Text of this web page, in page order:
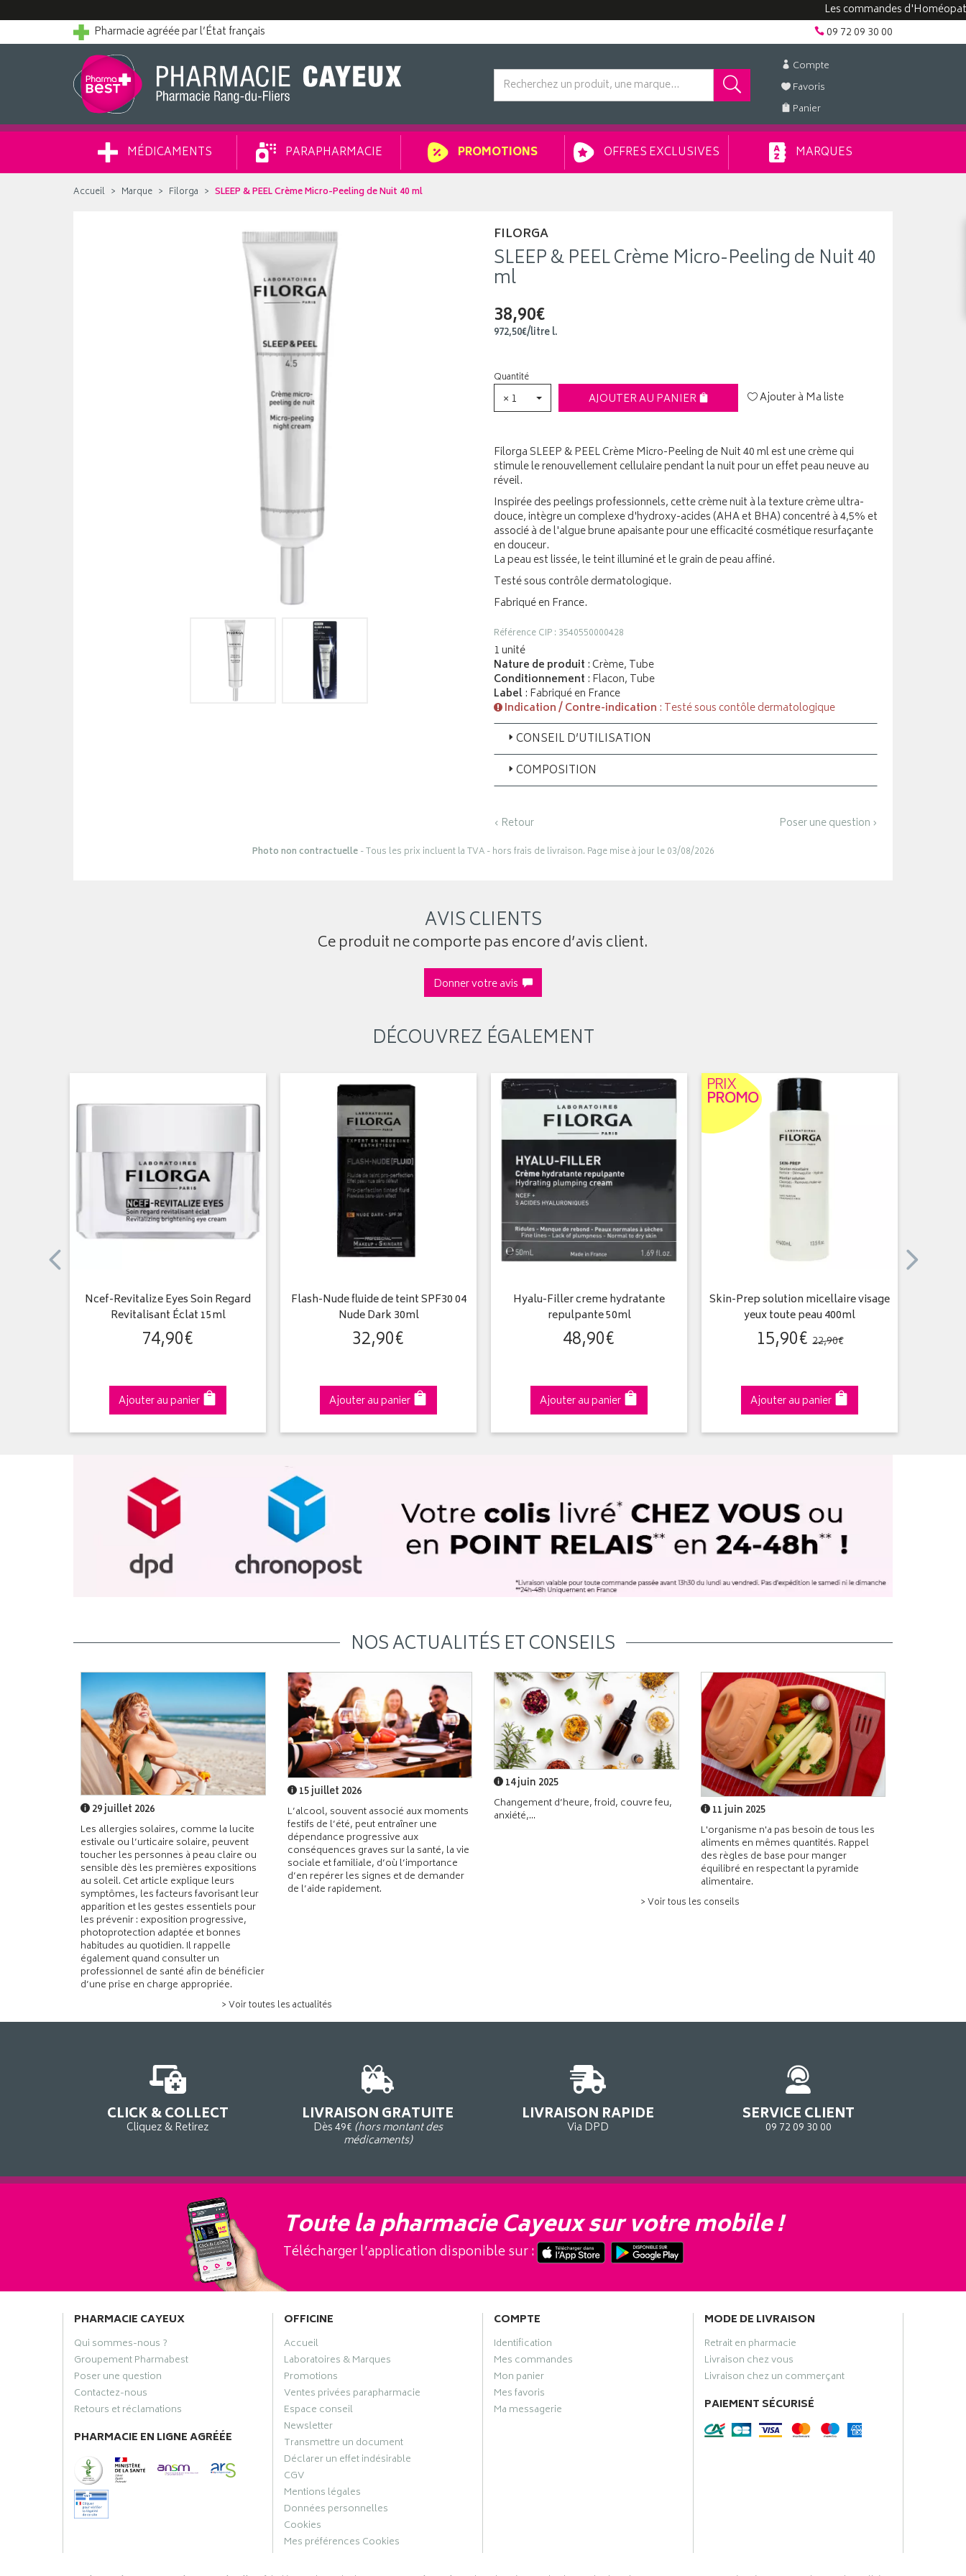
Les commandes d'Homéopathie
Pharmacie agréée par l’État français
09 72 09 30 00
Compte
Favoris
Panier
MÉDICAMENTS PARAPHARMACIE PROMOTIONS OFFRES EXCLUSIVES MARQUES
Accueil Marque Filorga SLEEP & PEEL Crème Micro-Peeling de Nuit 40 ml
FILORGA
SLEEP & PEEL Crème Micro-Peeling de Nuit 40
ml
38,90€
972,50€/litrel.
Quantité
× 1 AJOUTER AU PANIER Ajouter à Ma liste
Filorga SLEEP & PEEL Crème Micro-Peeling de Nuit 40 ml est une crème qui
stimule le renouvellement cellulaire pendant la nuit pour un effet peau neuve au
réveil.
Inspirée des peelings professionnels, cette crème nuit à la texture crème ultra-
douce, intègre un complexe d'hydroxy-acides (AHA et BHA) concentré à 4,5% et
associé à de l'algue brune apaisante pour une efficacité cosmétique resurfaçante
en douceur.
La peau est lissée, le teint illuminé et le grain de peau affiné.
Testé sous contrôle dermatologique.
Fabriqué en France.
Référence CIP : 3540550000428
1 unité
Nature de produit : Crème, Tube
Conditionnement : Flacon, Tube
Label: Fabriqué en France
Indication / Contre-indication : Testé sous contôle dermatologique
CONSEIL D’UTILISATION
COMPOSITION
‹ Retour Poser une question ›
Photo non contractuelle- Tous les prix incluent la TVA - hors frais de livraison. Page mise à jour le 03/08/2026
AVIS CLIENTS
Ce produit ne comporte pas encore d’avis client.
Donner votre avis
DÉCOUVREZ ÉGALEMENT
Ncef-Revitalize Eyes Soin Regard
Revitalisant Éclat 15ml
74,90€
Ajouter au panier
Flash-Nude fluide de teint SPF30 04
Nude Dark 30ml
32,90€
Ajouter au panier
Hyalu-Filler creme hydratante
repulpante 50ml
48,90€
Ajouter au panier
PRIX
PROMO
Skin-Prep solution micellaire visage
yeux toute peau 400ml
15,90€ 22,90€
Ajouter au panier
NOS ACTUALITÉS ET CONSEILS
29 juillet 2026
Les allergies solaires, comme la lucite
estivale ou l’urticaire solaire, peuvent
toucher les personnes à peau claire ou
sensible dès les premières expositions
au soleil. Cet article explique leurs
symptômes, les facteurs favorisant leur
apparition et les gestes essentiels pour
les prévenir : exposition progressive,
photoprotection adaptée et bonnes
habitudes au quotidien. Il rappelle
également quand consulter un
professionnel de santé afin de bénéficier
d’une prise en charge appropriée.
15 juillet 2026
L’alcool, souvent associé aux moments
festifs de l’été, peut entraîner une
dépendance progressive aux
conséquences graves sur la santé, la vie
sociale et familiale, d’où l’importance
d’en repérer les signes et de demander
de l’aide rapidement.
> Voir toutes les actualités
14 juin 2025
Changement d’heure, froid, couvre feu,
anxiété,...
11 juin 2025
L'organisme n'a pas besoin de tous les
aliments en mêmes quantités. Rappel
des règles de base pour manger
équilibré en respectant la pyramide
alimentaire.
> Voir tous les conseils
CLICK & COLLECT
Cliquez & Retirez
LIVRAISON GRATUITE
Dès 49€ (hors montant des
médicaments)
LIVRAISON RAPIDE
Via DPD
SERVICE CLIENT
09 72 09 30 00
Toute la pharmacie Cayeux sur votre mobile !
Télécharger l’application disponible sur :
PHARMACIE CAYEUX
Qui sommes-nous ?
Groupement Pharmabest
Poser une question
Contactez-nous
Retours et réclamations
PHARMACIE EN LIGNE AGRÉÉE
OFFICINE
Accueil
Laboratoires & Marques
Promotions
Ventes privées parapharmacie
Espace conseil
Newsletter
Transmettre un document
Déclarer un effet indésirable
CGV
Mentions légales
Données personnelles
Cookies
Mes préférences Cookies
COMPTE
Identification
Mes commandes
Mon panier
Mes favoris
Ma messagerie
MODE DE LIVRAISON
Retrait en pharmacie
Livraison chez vous
Livraison chez un commerçant
PAIEMENT SÉCURISÉ